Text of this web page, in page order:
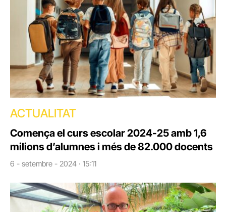
ACTUALITAT
Comença el curs escolar 2024-25 amb 1,6
milions d’alumnes i més de 82.000 docents
6 - setembre - 2024 · 15:11